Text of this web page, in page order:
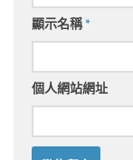
顯示名稱*
個人網站網址